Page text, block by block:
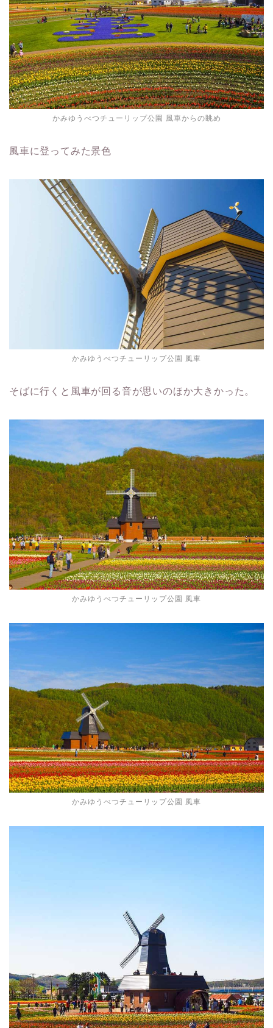
かみゆうべつチューリップ公園 風車からの眺め
風車に登ってみた景色
かみゆうべつチューリップ公園 風車
そばに行くと風車が回る音が思いのほか大きかった。
かみゆうべつチューリップ公園 風車
かみゆうべつチューリップ公園 風車